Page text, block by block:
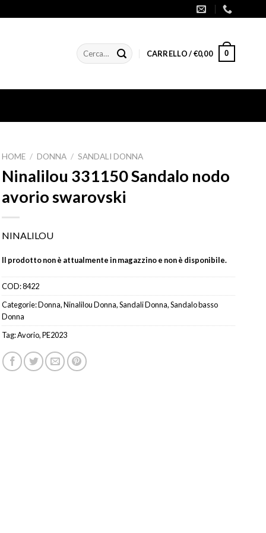
Cerca: CARRELLO /€0,00 0
HOME / DONNA / SANDALI DONNA
Ninalilou 331150 Sandalo nodo
avorio swarovski
NINALILOU
Il prodotto non è attualmente in magazzino e non è disponibile.
COD:8422
Categorie:Donna,Ninalilou Donna,Sandali Donna,Sandalo basso
Donna
Tag:Avorio,PE2023